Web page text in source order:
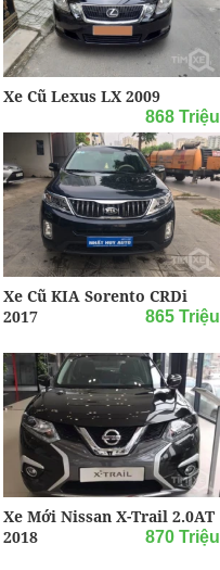
Xe Cũ Lexus LX 2009
868 Triệu
Xe Cũ KIA Sorento CRDi
2017
865 Triệu
Xe Mới Nissan X-Trail 2.0AT
2018
870 Triệu